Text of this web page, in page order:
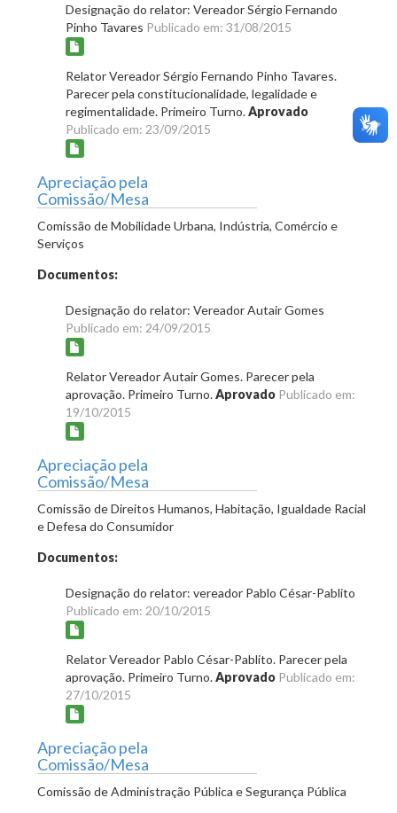
Designação do relator: Vereador Sérgio Fernando
Pinho Tavares Publicado em: 31/08/2015
Relator Vereador Sérgio Fernando Pinho Tavares.
Parecer pela constitucionalidade, legalidade e
regimentalidade. Primeiro Turno.Aprovado
Publicado em: 23/09/2015
Apreciação pela
Comissão/Mesa
Comissão de Mobilidade Urbana, Indústria, Comércio e
Serviços
Documentos:
Designação do relator: Vereador Autair Gomes
Publicado em: 24/09/2015
Relator Vereador Autair Gomes. Parecer pela
aprovação. Primeiro Turno.Aprovado Publicado em:
19/10/2015
Apreciação pela
Comissão/Mesa
Comissão de Direitos Humanos, Habitação, Igualdade Racial
e Defesa do Consumidor
Documentos:
Designação do relator: vereador Pablo César-Pablito
Publicado em: 20/10/2015
Relator Vereador Pablo César-Pablito. Parecer pela
aprovação. Primeiro Turno.Aprovado Publicado em:
27/10/2015
Apreciação pela
Comissão/Mesa
Comissão de Administração Pública e Segurança Pública